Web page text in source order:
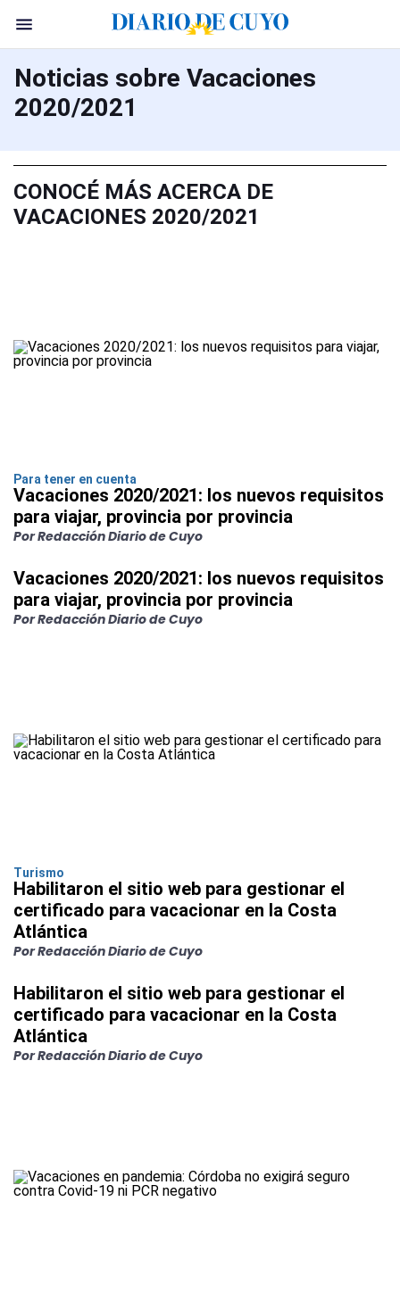
Noticias sobre Vacaciones
2020/2021
CONOCÉ MÁS ACERCA DE
VACACIONES 2020/2021
Para tener en cuenta
Vacaciones 2020/2021: los nuevos requisitos
para viajar, provincia por provincia
Por Redacción Diario de Cuyo
Vacaciones 2020/2021: los nuevos requisitos
para viajar, provincia por provincia
Por Redacción Diario de Cuyo
Turismo
Habilitaron el sitio web para gestionar el
certificado para vacacionar en la Costa
Atlántica
Por Redacción Diario de Cuyo
Habilitaron el sitio web para gestionar el
certificado para vacacionar en la Costa
Atlántica
Por Redacción Diario de Cuyo